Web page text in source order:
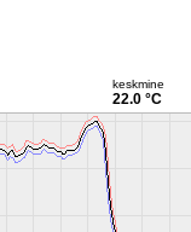
keskmine
22.0 °C